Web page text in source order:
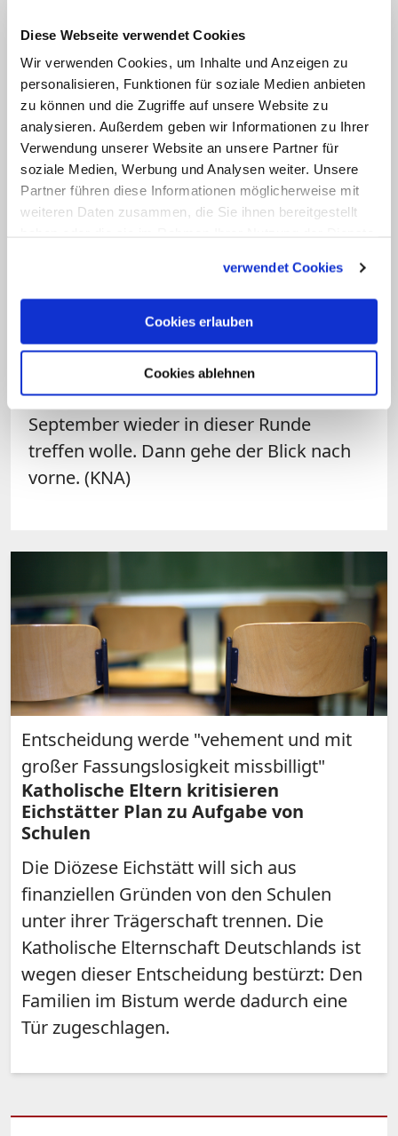
Diese Webseite verwendet Cookies
Wir verwenden Cookies, um Inhalte und Anzeigen zu
personalisieren, Funktionen für soziale Medien anbieten
zu können und die Zugriffe auf unsere Website zu
analysieren. Außerdem geben wir Informationen zu Ihrer
Verwendung unserer Website an unsere Partner für
soziale Medien, Werbung und Analysen weiter. Unsere
Partner führen diese Informationen möglicherweise mit
weiteren Daten zusammen, die Sie ihnen bereitgestellt
verwendet Cookies
Cookies erlauben
Cookies ablehnen
Gründen an der Versammlung nicht
teilnehmen.
Gekommen war aber Generalvikar
Michael Alberter. Dieser habe von
konstruktiven und von gegenseitigem
Respekt getragenen Redebeiträgen
gesprochen: "So ein Treffen stärkt das
Kommunikation und fördert die
noch zu früh, verbindliche Aussagen zu
treffen. Gärtner kündigte an, dass sich
das Gremium zur nächsten
Vollversammlung am 22. und 23.
September wieder in dieser Runde
treffen wolle. Dann gehe der Blick nach
vorne. (KNA)
Entscheidung werde "vehement und mit
großer Fassungslosigkeit missbilligt"
Katholische Eltern kritisieren
Eichstätter Plan zu Aufgabe von
Schulen
Die Diözese Eichstätt will sich aus
finanziellen Gründen von den Schulen
unter ihrer Trägerschaft trennen. Die
Katholische Elternschaft Deutschlands ist
wegen dieser Entscheidung bestürzt: Den
Familien im Bistum werde dadurch eine
Tür zugeschlagen.